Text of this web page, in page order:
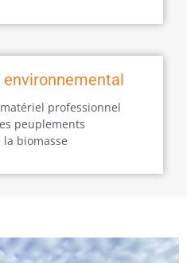
professionnel
peuplements
biomasse